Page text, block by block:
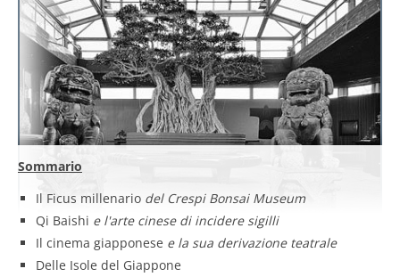
Sommario
Il Ficus millenario del Crespi Bonsai Museum
Qi Baishi e l'arte cinese di incidere sigilli
Il cinema giapponese e la sua derivazione teatrale
Delle Isole del Giappone